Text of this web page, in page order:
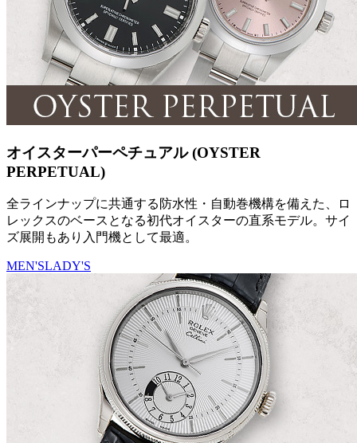
オイスターパーペチュアル (OYSTER
PERPETUAL)
全ラインナップに共通する防水性・自動巻機構を備えた、ロ
レックスのベースとなる初代オイスターの直系モデル。サイ
ズ展開もあり入門機として最適。
MEN'SLADY'S